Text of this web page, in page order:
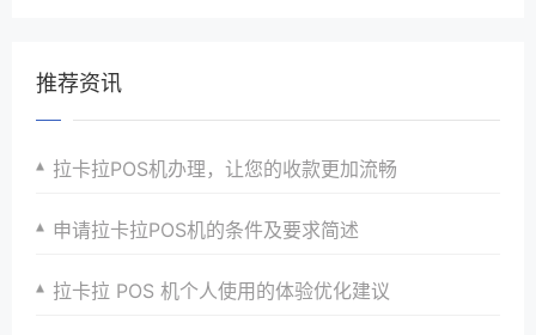
推荐资讯
拉卡拉POS机办理，让您的收款更加流畅
申请拉卡拉POS机的条件及要求简述
拉卡拉 POS 机个人使用的体验优化建议